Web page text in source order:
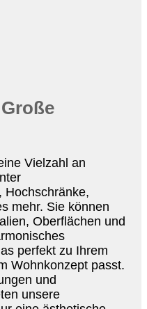
Vielzahl an
Hochschränke,
mehr. Sie können
Oberflächen und
perfekt zu Ihrem
Wohnkonzept passt.
und
unsere